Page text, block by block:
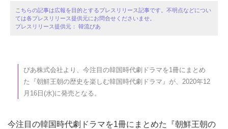
こちらの記事は広報を目的とするプレスリリース記事です。不明点などについ
ては各プレスリリース提供元にお問合せくださいませ。
プレスリリース提供元： 韓流ぴあ
ぴあ株式会社より、今注目の韓国時代劇ドラマを1冊にまとめ
た『朝鮮王朝の歴史を楽しむ韓国時代劇ドラマ』が、2020年12
月16日(水)に発売となる。
今注目の韓国時代劇ドラマを1冊にまとめた『朝鮮王朝の